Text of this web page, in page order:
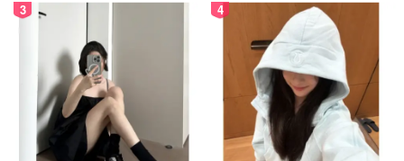
3 4